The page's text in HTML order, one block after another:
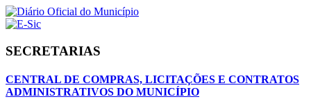
SECRETARIAS
CENTRAL DE COMPRAS, LICITAÇÕES E CONTRATOS
ADMINISTRATIVOS DO MUNICÍPIO